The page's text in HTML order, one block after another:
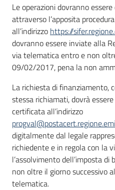
Le operazioni dovranno
attraverso l’apposita
all’indirizzo https://
dovranno essere inviate alla
via telematica entro e non
09/02/2017, pena la non
La richiesta di finanziamento,
stessa richiamati, dovrà
certificata all’indirizzo
digitalmente dal legale
richiedente e in regola con la
l’assolvimento dell’imposta
non oltre il giorno successivo
telematica.